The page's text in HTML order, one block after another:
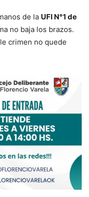
de la UFI N°1 de
no baja los brazos.
crimen no quede